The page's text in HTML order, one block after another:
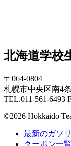
北海道学校
〒064-0804
札幌市中央区南4
TEL.011-561-6493
©2026 Hokkaido
最新のガソ